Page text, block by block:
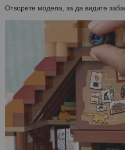
Отворете модела, за да видите